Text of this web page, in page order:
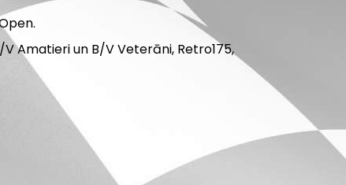
Amatieri un B/V Veterāni, Retro175,